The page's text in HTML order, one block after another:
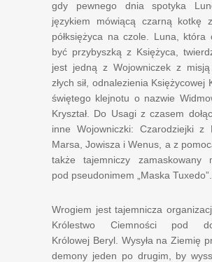
gdy pewnego dnia spotyka
językiem mówiącą czarną kotkę
półksiężyca na czole. Luna, która
być przybyszką z Księżyca,
jest jedną z Wojowniczek z misją
złych sił, odnalezienia Księżycowej
świętego klejnotu o nazwie
Kryształ. Do Usagi z czasem
inne Wojowniczki: Czarodziejki z
Marsa, Jowisza i Wenus, a z
także tajemniczy zamaskowany
pod pseudonimem „Maska Tuxedo”.
Wrogiem jest tajemnicza
Królestwo Ciemności pod
Królowej Beryl. Wysyła na Ziemię
demony jeden po drugim, by